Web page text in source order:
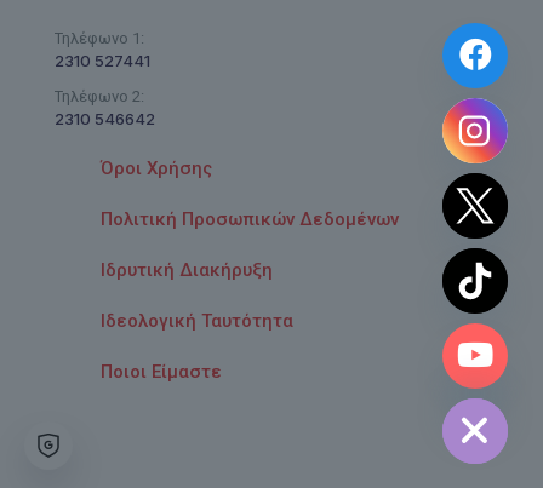
2310 527441
Τηλέφωνο 1:
2310 546642
Τηλέφωνο 2:
Όροι Χρήσης
Πολιτική Προσωπικών Δεδομένων
Ιδρυτική Διακήρυξη
Ιδεολογική Ταυτότητα
Ποιοι Είμαστε
Hide
chaty